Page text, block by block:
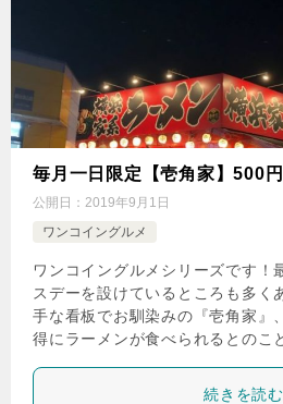
毎月一日限定【壱角家】500円
公開日： 2019年9月1日
ワンコイングルメ
ワンコイングルメシリーズです！
スデーを設けているところも多く
手な看板でお馴染みの『壱角家』
得にラーメンが食べられるとの
続きを読む